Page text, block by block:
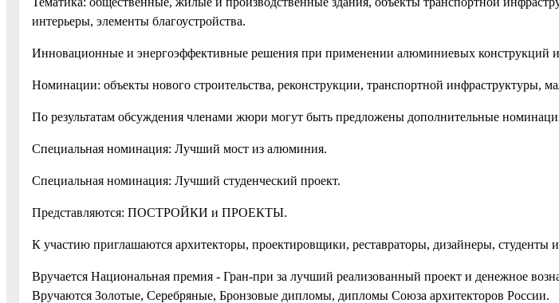
интерьеры, элементы благоустройства.
Инновационные и энергоэффективные решения при применении алюминиевых конструкций и
Номинации: объекты нового строительства, реконструкции, транспортной инфраструктуры,
По результатам обсуждения членами жюри могут быть предложены дополнительные
Специальная номинация: Лучший мост из алюминия.
Специальная номинация: Лучший студенческий проект.
Представляются: ПОСТРОЙКИ и ПРОЕКТЫ.
К участию приглашаются архитекторы, проектировщики, реставраторы, дизайнеры, студенты
Вручается Национальная премия - Гран-при за лучший реализованный проект и денежное
Вручаются Золотые, Серебряные, Бронзовые дипломы, дипломы Союза архитекторов России.